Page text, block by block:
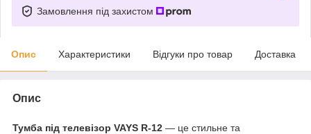
Замовлення під захистом
Опис Характеристики Відгуки про товар Доставка
Опис
Тумба під телевізор VAYS R-12 — це стильне та